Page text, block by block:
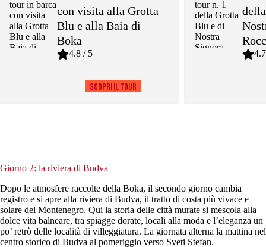
con visita alla Grotta
Blu e alla Baia di
Boka
4.8 / 5
Scopri il tour
Giorno 2: la riviera di Budva
Dopo le atmosfere raccolte della Boka, il secondo giorno cambia
registro e si apre alla riviera di Budva, il tratto di costa più vivace e
solare del Montenegro. Qui la storia delle città murate si mescola alla
dolce vita balneare, tra spiagge dorate, locali alla moda e l’eleganza un
po’ retrò delle località di villeggiatura. La giornata alterna la mattina nel
centro storico di Budva al pomeriggio verso Sveti Stefan.